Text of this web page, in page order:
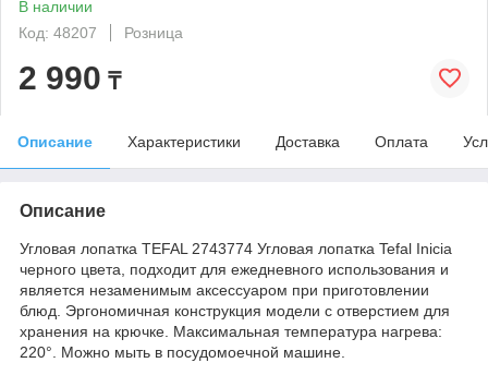
В наличии
Код: 48207
Розница
2 990 ₸
Описание Характеристики Доставка Оплата
Описание
Угловая лопатка TEFAL 2743774 Угловая лопатка Tefal Inicia
черного цвета, подходит для ежедневного использования и
является незаменимым аксессуаром при приготовлении
блюд. Эргономичная конструкция модели с отверстием для
хранения на крючке. Максимальная температура нагрева:
220°. Можно мыть в посудомоечной машине.